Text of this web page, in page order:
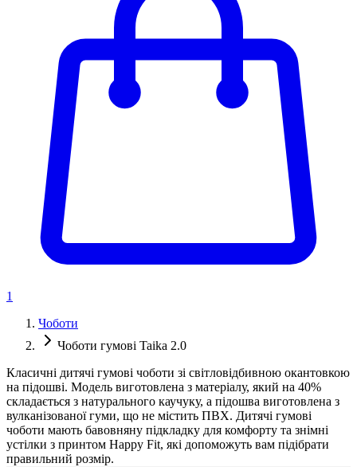
1
Чоботи
Чоботи гумові Taika 2.0
Класичні дитячі гумові чоботи зі світловідбивною окантовкою
на підошві. Модель виготовлена з матеріалу, який на 40%
складається з натурального каучуку, а підошва виготовлена з
вулканізованої гуми, що не містить ПВХ. Дитячі гумові
чоботи мають бавовняну підкладку для комфорту та знімні
устілки з принтом Happy Fit, які допоможуть вам підібрати
правильний розмір.